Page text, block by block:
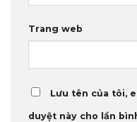
Trang web
Lưu tên của tôi,
duyệt này cho lần